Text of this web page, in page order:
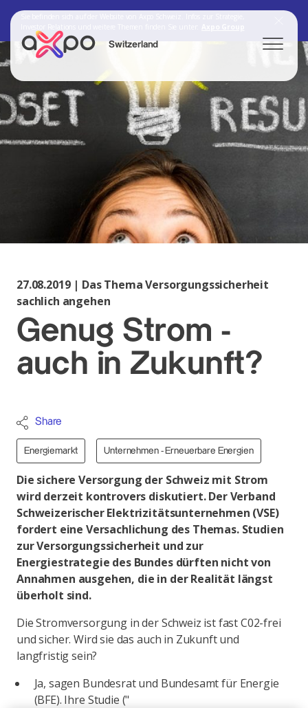
Switzerland
Search
27.08.2019 | Das Thema Versorgungssicherheit
sachlich angehen
Genug Strom -
auch in Zukunft?
Share
Energiemarkt Unternehmen - Erneuerbare Energien
Die sichere Versorgung der Schweiz mit Strom
wird derzeit kontrovers diskutiert. Der Verband
Schweizerischer Elektrizitätsunternehmen (VSE)
fordert eine Versachlichung des Themas. Studien
zur Versorgungssicherheit und zur
Energiestrategie des Bundes dürften nicht von
Annahmen ausgehen, die in der Realität längst
überholt sind.
Die Stromversorgung in der Schweiz ist fast C02-frei
und sicher. Wird sie das auch in Zukunft und
langfristig sein?
Ja, sagen Bundesrat und Bundesamt für Energie
(BFE). Ihre Studie ("